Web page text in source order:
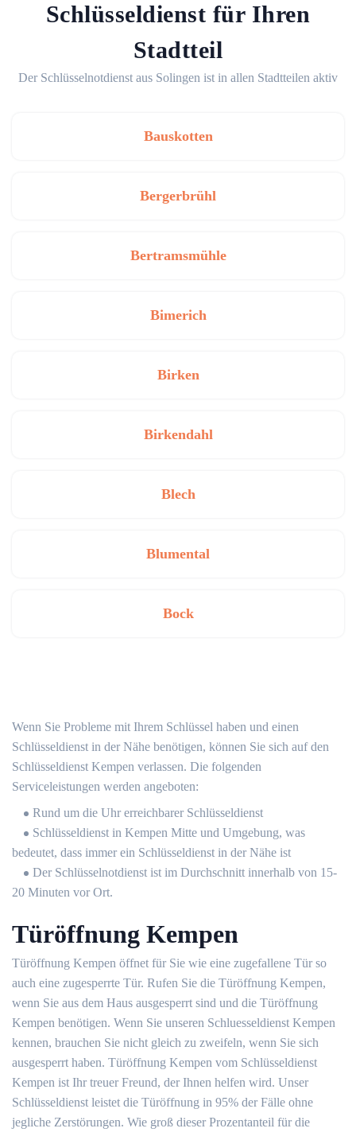
Schlüsseldienst für Ihren
Stadtteil
Der Schlüsselnotdienst aus Solingen ist in allen Stadtteilen aktiv
Bauskotten
Bergerbrühl
Bertramsmühle
Bimerich
Birken
Birkendahl
Blech
Blumental
Bock
Wenn Sie Probleme mit Ihrem Schlüssel haben und einen
Schlüsseldienst in der Nähe benötigen, können Sie sich auf den
Schlüsseldienst Kempen verlassen. Die folgenden
Serviceleistungen werden angeboten:
Rund um die Uhr erreichbarer Schlüsseldienst
Schlüsseldienst in Kempen Mitte und Umgebung, was
bedeutet, dass immer ein Schlüsseldienst in der Nähe ist
Der Schlüsselnotdienst ist im Durchschnitt innerhalb von 15-
20 Minuten vor Ort.
Türöffnung Kempen
Türöffnung Kempen öffnet für Sie wie eine zugefallene Tür so
auch eine zugesperrte Tür. Rufen Sie die Türöffnung Kempen,
wenn Sie aus dem Haus ausgesperrt sind und die Türöffnung
Kempen benötigen. Wenn Sie unseren Schluesseldienst Kempen
kennen, brauchen Sie nicht gleich zu zweifeln, wenn Sie sich
ausgesperrt haben. Türöffnung Kempen vom Schlüsseldienst
Kempen ist Ihr treuer Freund, der Ihnen helfen wird. Unser
Schlüsseldienst leistet die Türöffnung in 95% der Fälle ohne
jegliche Zerstörungen. Wie groß dieser Prozentanteil für die